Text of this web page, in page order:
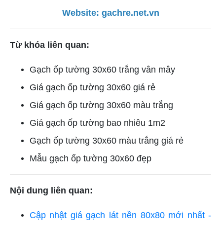
Website: gachre.net.vn
Từ khóa liên quan:
Gạch ốp tường 30x60 trắng vân mây
Giá gạch ốp tường 30x60 giá rẻ
Giá gạch ốp tường 30x60 màu trắng
Giá gạch ốp tường bao nhiêu 1m2
Gạch ốp tường 30x60 màu trắng giá rẻ
Mẫu gạch ốp tường 30x60 đẹp
Nội dung liên quan:
Cập nhật giá gạch lát nền 80x80 mới nhất -